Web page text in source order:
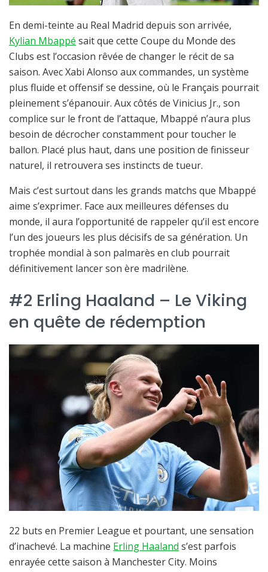
En demi-teinte au Real Madrid depuis son arrivée,
Kylian Mbappé sait que cette Coupe du Monde des
Clubs est l’occasion rêvée de changer le récit de sa
saison. Avec Xabi Alonso aux commandes, un système
plus fluide et offensif se dessine, où le Français pourrait
pleinement s’épanouir. Aux côtés de Vinicius Jr., son
complice sur le front de l’attaque, Mbappé n’aura plus
besoin de décrocher constamment pour toucher le
ballon. Placé plus haut, dans une position de finisseur
naturel, il retrouvera ses instincts de tueur.
Mais c’est surtout dans les grands matchs que Mbappé
aime s’exprimer. Face aux meilleures défenses du
monde, il aura l’opportunité de rappeler qu’il est encore
l’un des joueurs les plus décisifs de sa génération. Un
trophée mondial à son palmarès en club pourrait
définitivement lancer son ère madrilène.
#2 Erling Haaland – Le Viking
en quête de rédemption
22 buts en Premier League et pourtant, une sensation
d’inachevé. La machine Erling Haaland s’est parfois
enrayée cette saison à Manchester City. Moins